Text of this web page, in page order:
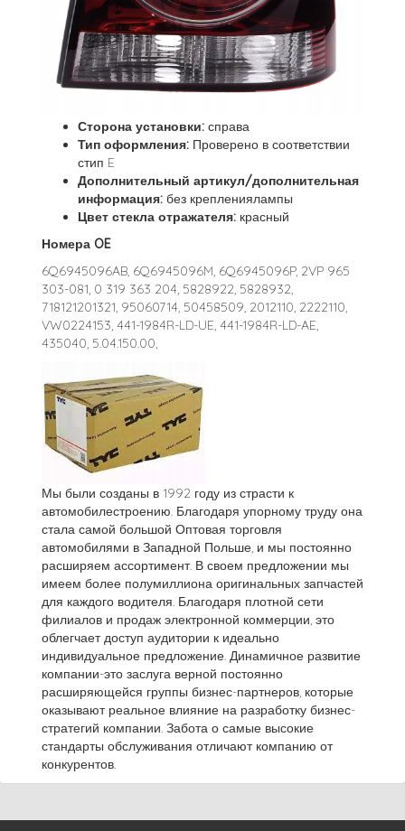
Сторона установки: справа
Тип оформления: Проверено в соответствии
стип E
Дополнительный артикул/дополнительная
информация: без креплениялампы
Цвет стекла отражателя: красный
Номера OE
6Q6945096AB, 6Q6945096M, 6Q6945096P, 2VP 965
303-081, 0 319 363 204, 5828922, 5828932,
718121201321, 95060714, 50458509, 2012110, 2222110,
VW0224153, 441-1984R-LD-UE, 441-1984R-LD-AE,
435040, 5.04.150.00,
Мы были созданы в 1992 году из страсти к
автомобилестроению. Благодаря упорному труду она
стала самой большой Оптовая торговля
автомобилями в Западной Польше, и мы постоянно
расширяем ассортимент. В своем предложении мы
имеем более полумиллиона оригинальных запчастей
для каждого водителя. Благодаря плотной сети
филиалов и продаж электронной коммерции, это
облегчает доступ аудитории к идеально
индивидуальное предложение. Динамичное развитие
компании-это заслуга верной постоянно
расширяющейся группы бизнес-партнеров, которые
оказывают реальное влияние на разработку бизнес-
стратегий компании. Забота о самые высокие
стандарты обслуживания отличают компанию от
конкурентов.